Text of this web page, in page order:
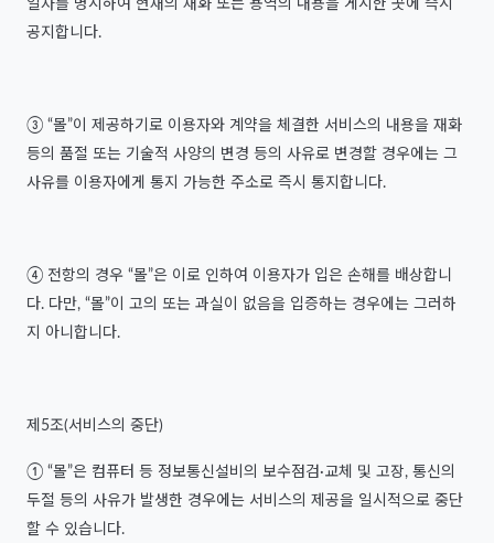
일자를 명시하여 현재의 재화 또는 용역의 내용을 게시한 곳에 즉시
공지합니다.
③ “몰”이 제공하기로 이용자와 계약을 체결한 서비스의 내용을 재화
등의 품절 또는 기술적 사양의 변경 등의 사유로 변경할 경우에는 그
사유를 이용자에게 통지 가능한 주소로 즉시 통지합니다.
④ 전항의 경우 “몰”은 이로 인하여 이용자가 입은 손해를 배상합니
다. 다만, “몰”이 고의 또는 과실이 없음을 입증하는 경우에는 그러하
지 아니합니다.
제5조(서비스의 중단)
① “몰”은 컴퓨터 등 정보통신설비의 보수점검·교체 및 고장, 통신의
두절 등의 사유가 발생한 경우에는 서비스의 제공을 일시적으로 중단
할 수 있습니다.